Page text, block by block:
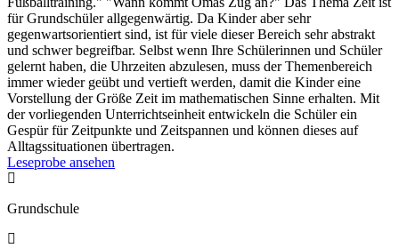
für Grundschüler allgegenwärtig. Da Kinder aber sehr
gegenwartsorientiert sind, ist für viele dieser Bereich sehr abstrakt
und schwer begreifbar. Selbst wenn Ihre Schülerinnen und Schüler
gelernt haben, die Uhrzeiten abzulesen, muss der Themenbereich
immer wieder geübt und vertieft werden, damit die Kinder eine
Vorstellung der Größe Zeit im mathematischen Sinne erhalten. Mit
der vorliegenden Unterrichtseinheit entwickeln die Schüler ein
Gespür für Zeitpunkte und Zeitspannen und können dieses auf
Alltagssituationen übertragen.
Leseprobe ansehen

Grundschule
